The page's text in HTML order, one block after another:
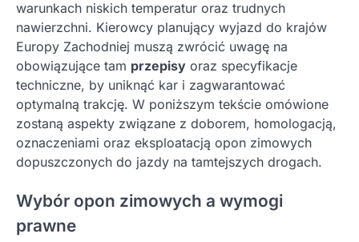
warunkach niskich temperatur oraz trudnych
nawierzchni. Kierowcy planujący wyjazd do krajów
Europy Zachodniej muszą zwrócić uwagę na
obowiązujące tam przepisy oraz specyfikacje
techniczne, by uniknąć kar i zagwarantować
optymalną trakcję. W poniższym tekście omówione
zostaną aspekty związane z doborem, homologacją,
oznaczeniami oraz eksploatacją opon zimowych
dopuszczonych do jazdy na tamtejszych drogach.
Wybór opon zimowych a wymogi
prawne